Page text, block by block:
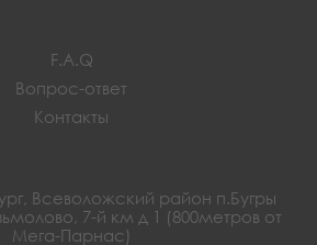
F.A.Q
Вопрос-ответ
Контакты
Всеволожский район п.Бугры
7-й км д 1 (800метров от
Мега-Парнас)